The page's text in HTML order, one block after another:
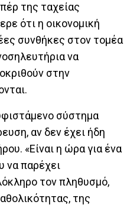
της ταχείας
ότι η οικονομική
συνθήκες στον τομέα
να
στην
σύστημα
αν δεν έχει ήδη
«Είναι η ώρα για ένα
να παρέχει
τον πληθυσμό,
της